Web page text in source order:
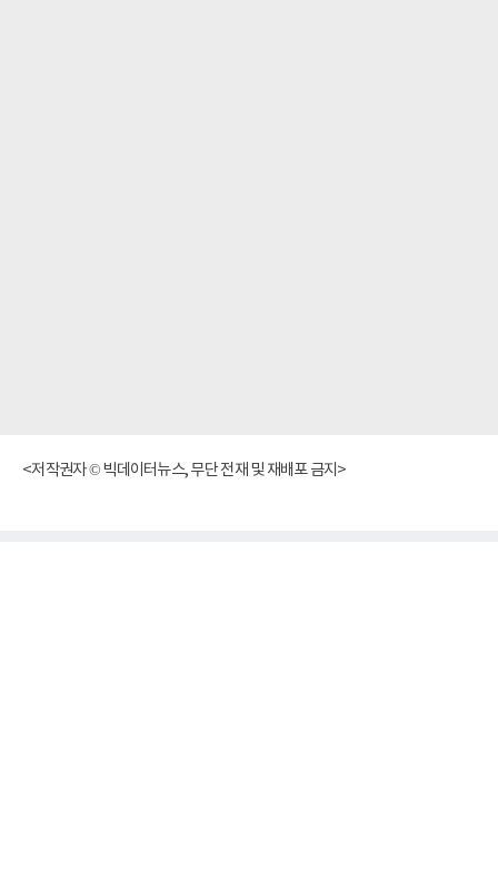
<저작권자 © 빅데이터뉴스, 무단 전재 및 재배포 금지>